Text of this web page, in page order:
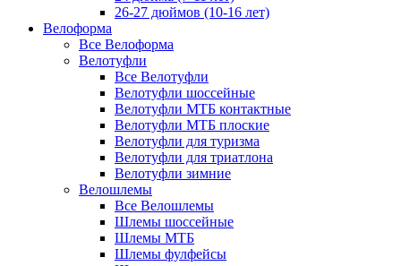
26-27 дюймов (10-16 лет)
Велоформа
Все Велоформа
Велотуфли
Все Велотуфли
Велотуфли шоссейные
Велотуфли МТБ контактные
Велотуфли МТБ плоские
Велотуфли для туризма
Велотуфли для триатлона
Велотуфли зимние
Велошлемы
Все Велошлемы
Шлемы шоссейные
Шлемы МТБ
Шлемы фулфейсы